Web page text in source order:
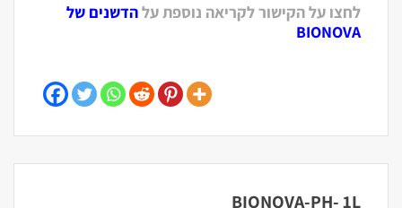
לחצו על הקישור לקריאה נוספת עלהדשנים של
BIONOVA
BIONOVA-PH- 1L